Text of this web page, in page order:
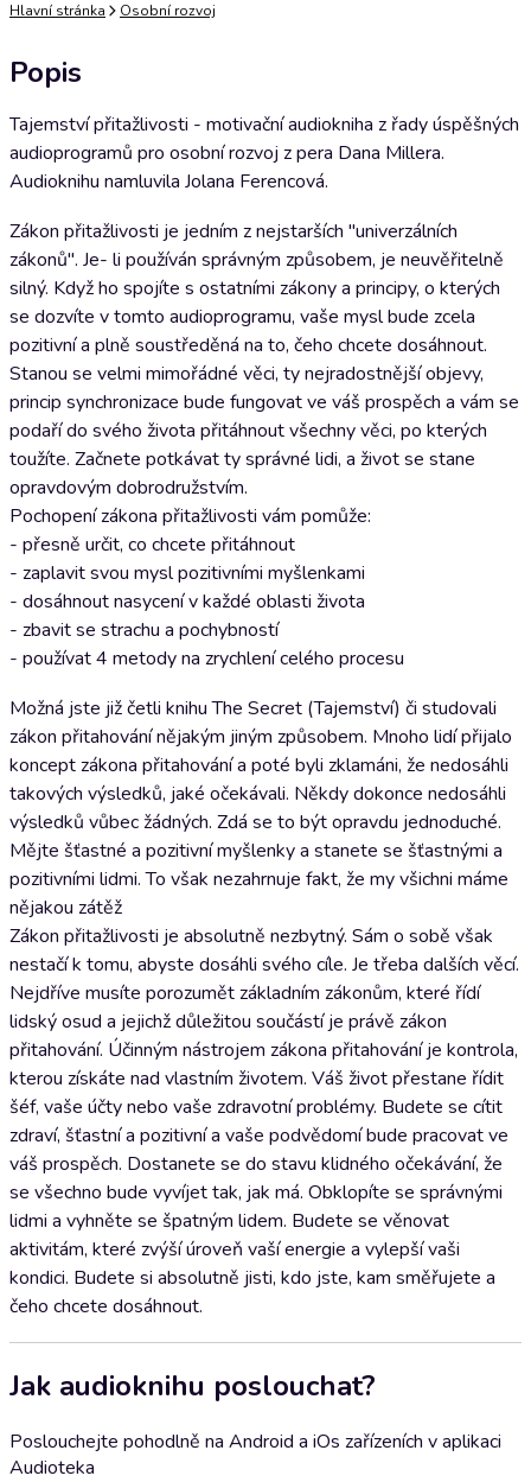
Hlavní stránka Osobní rozvoj
Popis
Tajemství přitažlivosti - motivační audiokniha z řady úspěšných
audioprogramů pro osobní rozvoj z pera Dana Millera.
Audioknihu namluvila Jolana Ferencová.
Zákon přitažlivosti je jedním z nejstarších "univerzálních
zákonů". Je- li používán správným způsobem, je neuvěřitelně
silný. Když ho spojíte s ostatními zákony a principy, o kterých
se dozvíte v tomto audioprogramu, vaše mysl bude zcela
pozitivní a plně soustředěná na to, čeho chcete dosáhnout.
Stanou se velmi mimořádné věci, ty nejradostnější objevy,
princip synchronizace bude fungovat ve váš prospěch a vám se
podaří do svého života přitáhnout všechny věci, po kterých
toužíte. Začnete potkávat ty správné lidi, a život se stane
opravdovým dobrodružstvím.
Pochopení zákona přitažlivosti vám pomůže:
- přesně určit, co chcete přitáhnout
- zaplavit svou mysl pozitivními myšlenkami
- dosáhnout nasycení v každé oblasti života
- zbavit se strachu a pochybností
- používat 4 metody na zrychlení celého procesu
Možná jste již četli knihu The Secret (Tajemství) či studovali
zákon přitahování nějakým jiným způsobem. Mnoho lidí přijalo
koncept zákona přitahování a poté byli zklamáni, že nedosáhli
takových výsledků, jaké očekávali. Někdy dokonce nedosáhli
výsledků vůbec žádných. Zdá se to být opravdu jednoduché.
Mějte šťastné a pozitivní myšlenky a stanete se šťastnými a
pozitivními lidmi. To však nezahrnuje fakt, že my všichni máme
nějakou zátěž
Zákon přitažlivosti je absolutně nezbytný. Sám o sobě však
nestačí k tomu, abyste dosáhli svého cíle. Je třeba dalších věcí.
Nejdříve musíte porozumět základním zákonům, které řídí
lidský osud a jejichž důležitou součástí je právě zákon
přitahování. Účinným nástrojem zákona přitahování je kontrola,
kterou získáte nad vlastním životem. Váš život přestane řídit
šéf, vaše účty nebo vaše zdravotní problémy. Budete se cítit
zdraví, šťastní a pozitivní a vaše podvědomí bude pracovat ve
váš prospěch. Dostanete se do stavu klidného očekávání, že
se všechno bude vyvíjet tak, jak má. Obklopíte se správnými
lidmi a vyhněte se špatným lidem. Budete se věnovat
aktivitám, které zvýší úroveň vaší energie a vylepší vaši
kondici. Budete si absolutně jisti, kdo jste, kam směřujete a
čeho chcete dosáhnout.
Jak audioknihu poslouchat?
Poslouchejte pohodlně na Android a iOs zařízeních v aplikaci
Audioteka